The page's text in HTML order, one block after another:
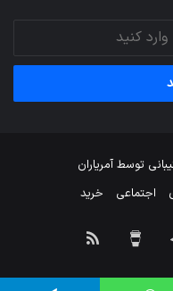
توسطآمریاران
اجتماعی خرید
تلگرام
من
خوراک